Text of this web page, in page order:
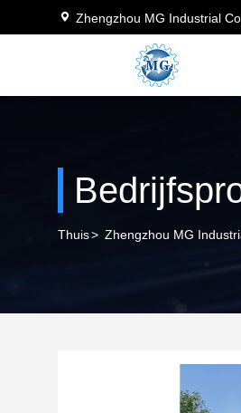
Zhengzhou MG Industrial
Thuis> Zhengzhou MG